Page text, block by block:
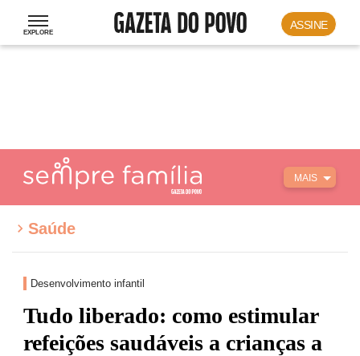
ASSINE
MAIS
Saúde
Desenvolvimento infantil
Tudo liberado: como estimular
refeições saudáveis a crianças a